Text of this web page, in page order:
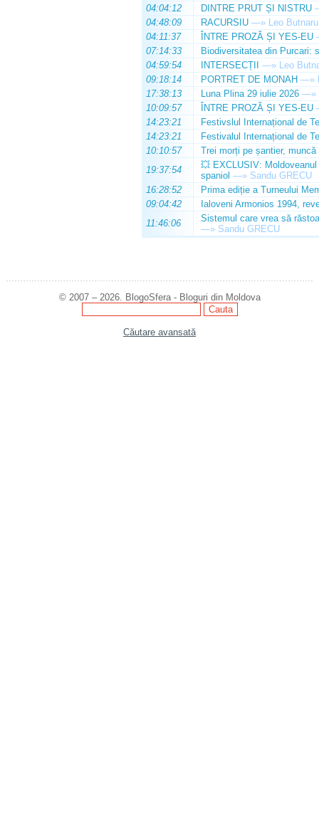
04:04:12
DINTRE PRUT ȘI NISTRU
04:48:09
RACURSIU —» Leo Butnaru
04:11:37
ÎNTRE PROZĂ ȘI YES-EU
07:14:33
Biodiversitatea din Purcari:
04:59:54
INTERSECȚII —» Leo
09:18:14
PORTRET DE MONAH —»
17:38:13
Luna Plina 29 iulie 2026 —»
10:09:57
ÎNTRE PROZĂ ȘI YES-EU
14:23:21
Festivslul Internațional de
14:23:21
Festivalul Internațional de
10:10:57
Trei morți pe șantier, muncă
19:37:54
💥 EXCLUSIV:
spaniol —» Sandu GRECU
16:28:52
Prima ediție a Turneului
09:04:42
Ialoveni Armonios 1994,
11:46:06
Sistemul care vrea să
—» Sandu GRECU
© 2007 – 2026. BlogoSfera - Bloguri din Moldova
Căutare avansată